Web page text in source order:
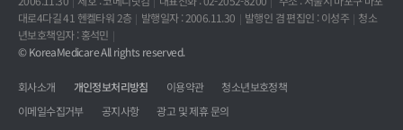
대로4다길 41 헨켈타워 2층
발행일자 : 2006.11.30 발행인 겸 편집인 : 이성주
청소
년보호책임자 : 홍석민
© KoreaMedicare All rights reserved.
회사소개 개인정보처리방침 이용약관
청소년보호정책
이메일수집거부
공지사항 광고 및 제휴 문의